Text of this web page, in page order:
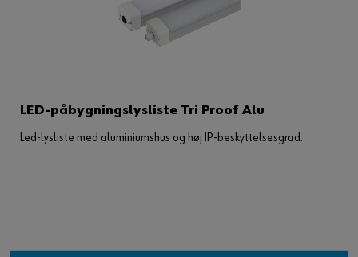
LED-påbygningslysliste Tri Proof Alu
Led-lysliste med aluminiumshus og høj IP-beskyttelsesgrad.